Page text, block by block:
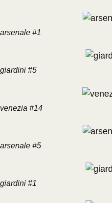
arsenale #1
giardini #5
venezia #14
arsenale #5
giardini #1